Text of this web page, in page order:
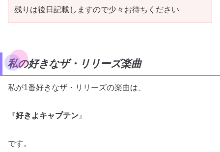
残りは後日記載しますので少々お待ちください
私の好きなザ・リリーズ楽曲
私が1番好きなザ・リリーズの楽曲は、
『好きよキャプテン 』
です。